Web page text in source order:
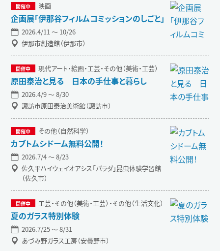
映画
企画展「伊那谷フィルムコミッションのしごと」
2026.4/11 〜 10/26
伊那市創造館（伊那市）
現代アート・絵画・工芸・その他（美術・工芸）
原田泰治と見る 日本の手仕事と暮らし
2026.4/9 〜 8/30
諏訪市原田泰治美術館（諏訪市）
その他（自然科学）
カブトムシドーム無料公開！
2026.7/4 〜 8/23
佐久平ハイウェイオアシス「パラダ」昆虫体験学習館
（佐久市）
工芸・その他（美術・工芸）・その他（生活文化）
夏のガラス特別体験
2026.7/25 〜 8/31
あづみ野ガラス工房（安曇野市）